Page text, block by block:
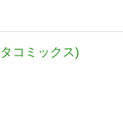
コミックス)